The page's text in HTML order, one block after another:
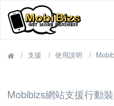
支援 使用說明
Mobibizs網站支援行動